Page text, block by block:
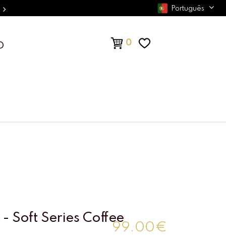
Português
0
Soft Series Coffee
99.00€